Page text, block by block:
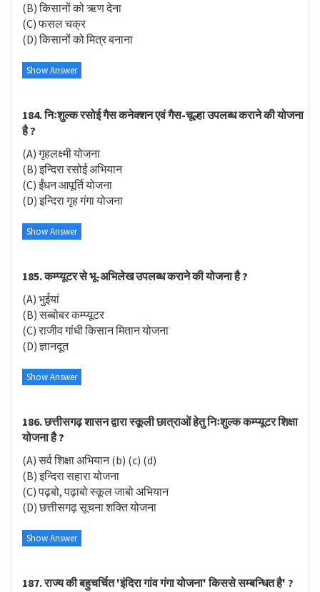
(B) किसानों को ऋण देना
(C) फसल चक्र
(D) किसानों को मित्र बनाना
Show Answer
184. निःशुल्क रसोई गैस कनेक्शन एवं गैस-चूल्हा उपलब्ध कराने की योजना
है ?
(A) गृहलक्ष्मी योजना
(B) इन्दिरा रसोई अभियान
(C) ईंधन आपूर्ति योजना
(D) इन्दिरा गृह गंगा योजना
Show Answer
185. कम्प्यूटर से भू-अभिलेख उपलब्ध कराने की योजना है ?
(A) भुईयां
(B) सब्बोबर कम्प्यूटर
(C) राजीव गांधी किसान मितान योजना
(D) ज्ञानदूत
Show Answer
186. छत्तीसगढ़ शासन द्वारा स्कूली छात्राओं हेतु निःशुल्क कम्प्यूटर शिक्षा
योजना है ?
(A) सर्व शिक्षा अभियान (b) (c) (d)
(B) इन्दिरा सहारा योजना
(C) पढ़बो, पढ़ाबो स्कूल जाबो अभियान
(D) छत्तीसगढ़ सूचना शक्ति योजना
Show Answer
187. राज्य की बहुचर्चित 'इंदिरा गांव गंगा योजना' किससे सम्बन्धित है' ?